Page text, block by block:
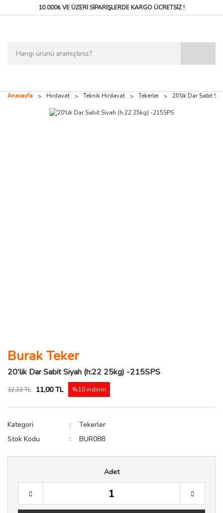
10.000₺ VE ÜZERİ SİPARİŞLERDEKARGO ÜCRETSİZ !
Anasayfa Hırdavat Teknik Hırdavat Tekerler 20'lik Dar Sabit
Burak Teker
20'lik Dar Sabit Siyah (h:22 25kg) -215SPS
12,22 TL 11,00 TL %10 indirim
Kategori
Tekerler
Stok Kodu
BUR088
Adet